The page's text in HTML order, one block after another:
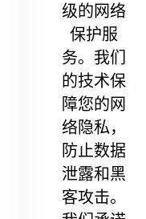
级的网络
保护服
务。我们
的技术保
障您的网
络隐私，
防止数据
泄露和黑
客攻击。